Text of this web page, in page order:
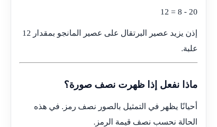
20 - 8 = 12
إذن يزيد عصير البرتقال على عصير المانجو بمقدار 12
علبة.
ماذا نفعل إذا ظهرت نصف صورة؟
أحيانًا يظهر في التمثيل بالصور نصف رمز. في هذه
الحالة نحسب نصف قيمة الرمز.